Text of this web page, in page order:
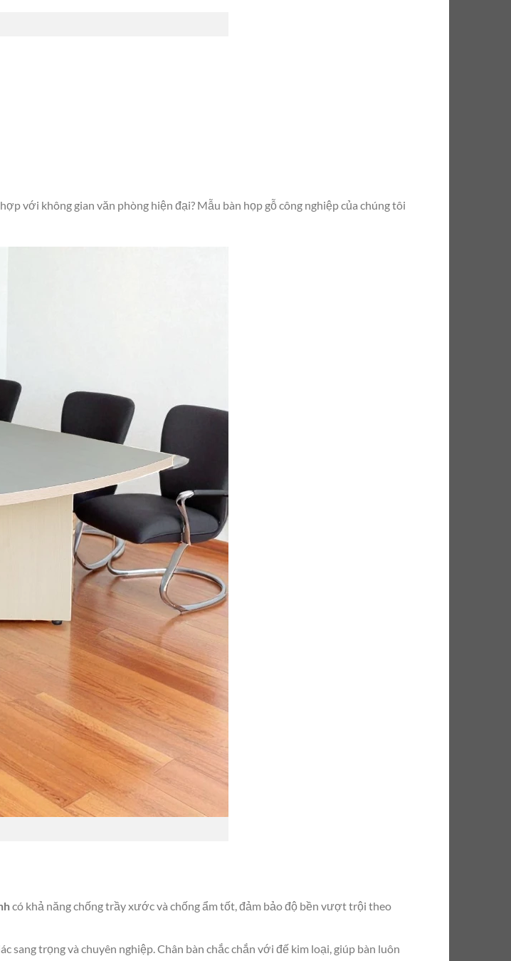
với không gian văn phòng hiện đại? Mẫu bàn họp gỗ công nghiệp của chúng tôi
có khả năng chống trầy xước và chống ẩm tốt, đảm bảo độ bền vượt trội theo
sang trọng và chuyên nghiệp. Chân bàn chắc chắn với đế kim loại, giúp bàn luôn